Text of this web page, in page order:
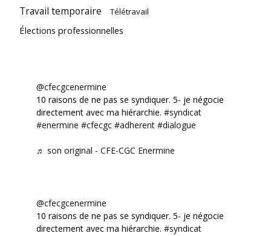
Travail temporaire Télétravail
Élections professionnelles
@cfecgcenermine
10 raisons de ne pas se syndiquer. 5- je négocie
directement avec ma hiérarchie. #syndicat
#enermine #cfecgc #adherent #dialogue
♬ son original - CFE-CGC Enermine
@cfecgcenermine
10 raisons de ne pas se syndiquer. 5- je négocie
directement avec ma hiérarchie. #syndicat